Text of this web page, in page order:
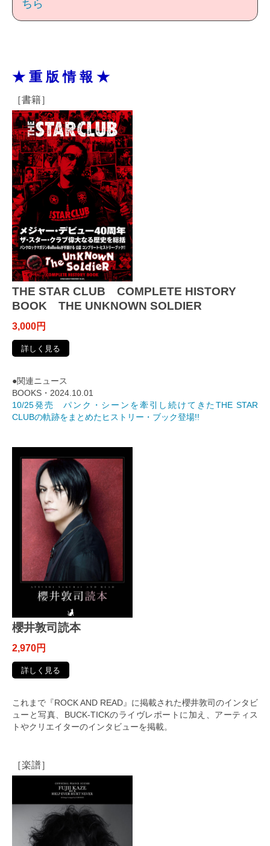
ちら
★ 重 版 情 報 ★
［書籍］
THE STAR CLUB COMPLETE HISTORY
BOOK THE UNKNOWN SOLDIER
3,000円
詳しく見る
●関連ニュース
BOOKS・2024.10.01
10/25発売 パンク・シーンを牽引し続けてきたTHE STAR
CLUBの軌跡をまとめたヒストリー・ブック登場!!
櫻井敦司読本
2,970円
詳しく見る
これまで『ROCK AND READ』に掲載された櫻井敦司のインタビ
ューと写真、BUCK-TICKのライヴレポートに加え、アーティス
トやクリエイターのインタビューを掲載。
［楽譜］